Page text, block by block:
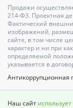
Продажи
214-Ф3. Проектная
Фактический
изображений,
сайте, в том числе
характер и ни при
определяемой
указывается в
Антикоррупционная
Наш сайт